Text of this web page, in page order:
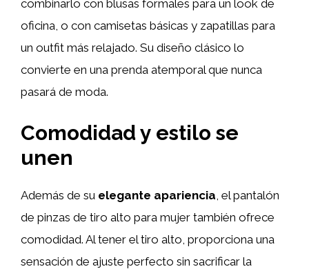
combinarlo con blusas formales para un look de
oficina, o con camisetas básicas y zapatillas para
un outfit más relajado. Su diseño clásico lo
convierte en una prenda atemporal que nunca
pasará de moda.
Comodidad y estilo se
unen
Además de su elegante apariencia , el pantalón
de pinzas de tiro alto para mujer también ofrece
comodidad. Al tener el tiro alto, proporciona una
sensación de ajuste perfecto sin sacrificar la